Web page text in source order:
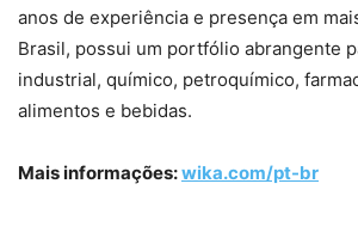
anos de experiência e presença em
Brasil, possui um portfólio abrangente
industrial, químico, petroquímico,
alimentos e bebidas.
Mais informações:wika.com/pt-br